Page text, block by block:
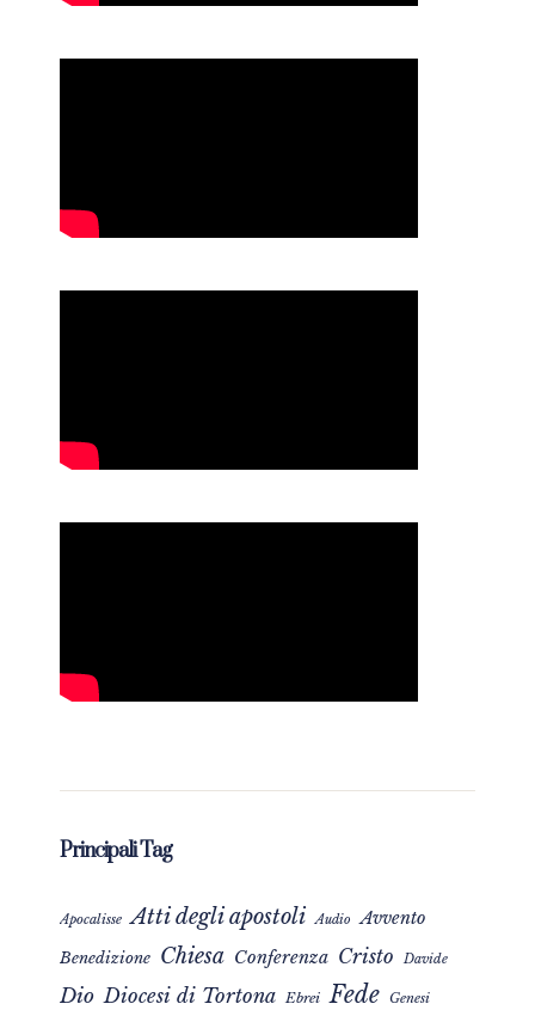
Principali Tag
Apocalisse Atti degli apostoli Audio Avvento
Benedizione Chiesa Conferenza Cristo Davide
Dio Diocesi di Tortona Ebrei Fede Genesi